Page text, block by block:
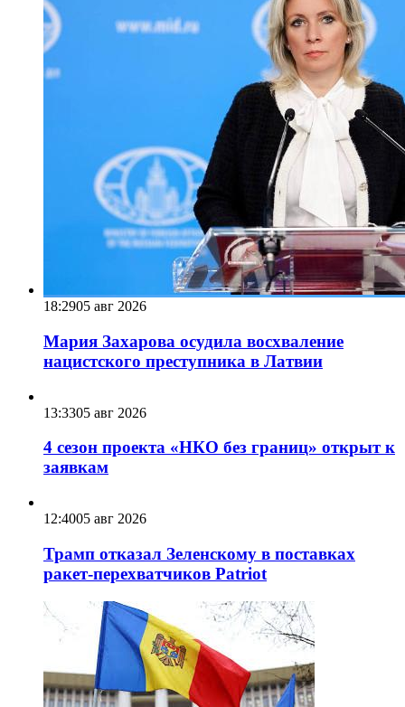
18:2905 авг 2026
Мария Захарова осудила восхваление
нацистского преступника в Латвии
13:3305 авг 2026
4 сезон проекта «НКО без границ» открыт к
заявкам
12:4005 авг 2026
Трамп отказал Зеленскому в поставках
ракет-перехватчиков Patriot